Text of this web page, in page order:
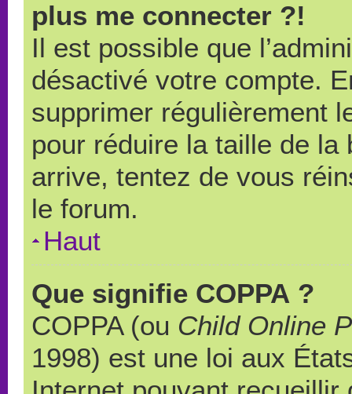
plus me connecter ?!
Il est possible que
désactivé votre compte.
supprimer régulièrement
pour réduire la taille de
arrive, tentez de vous
le forum.
Haut
Que signifie COPPA ?
COPPA (ou Child Online
1998) est une loi aux